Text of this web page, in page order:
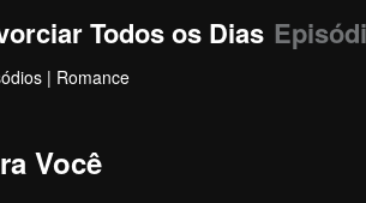
Todos os Dias
| Romance
Você